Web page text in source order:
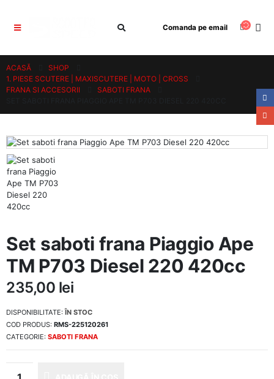
Comanda pe email
ACASĂ
SHOP
1. PIESE SCUTERE | MAXISCUTERE | MOTO | CROSS
FRANA SI ACCESORII
SABOTI FRANA
Set saboti frana Piaggio Ape
TM P703 Diesel 220 420cc
235,00 lei
DISPONIBILITATE: ÎN STOC
COD PRODUS: RMS-225120261
CATEGORIE: SABOTI FRANA